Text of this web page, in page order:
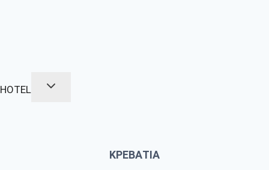
HOTEL
ΚΡΕΒΑΤΙΑ